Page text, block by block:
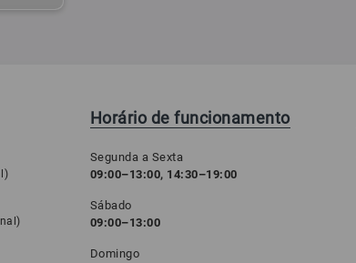
Horário de funcionamento
Segunda a Sexta
09:00–13:00, 14:30–19:00
Sábado
09:00–13:00
Domingo